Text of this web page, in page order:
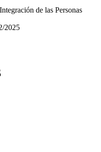
de las Personas
2025